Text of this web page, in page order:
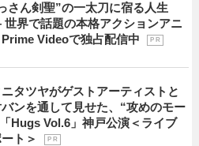
さん剣聖”の一太刀に宿る人生
界で話題の本格アクションアニ
Prime Videoで独占配信中
P R
タツヤがゲストアーティストと
ンを通して見せた、“攻めのモー
「Hugs Vol.6」神戸公演＜ライブ
ト＞
P R